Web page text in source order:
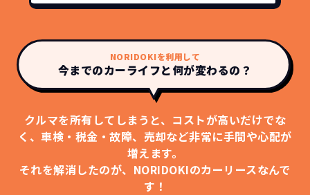
NORIDOKIを利用して
今までのカーライフと何が変わるの？
クルマを所有してしまうと、コストが高いだけでな
く、車検・税金・故障、売却など非常に手間や心配が
増えます。
それを解消したのが、NORIDOKIのカーリースなんで
す！